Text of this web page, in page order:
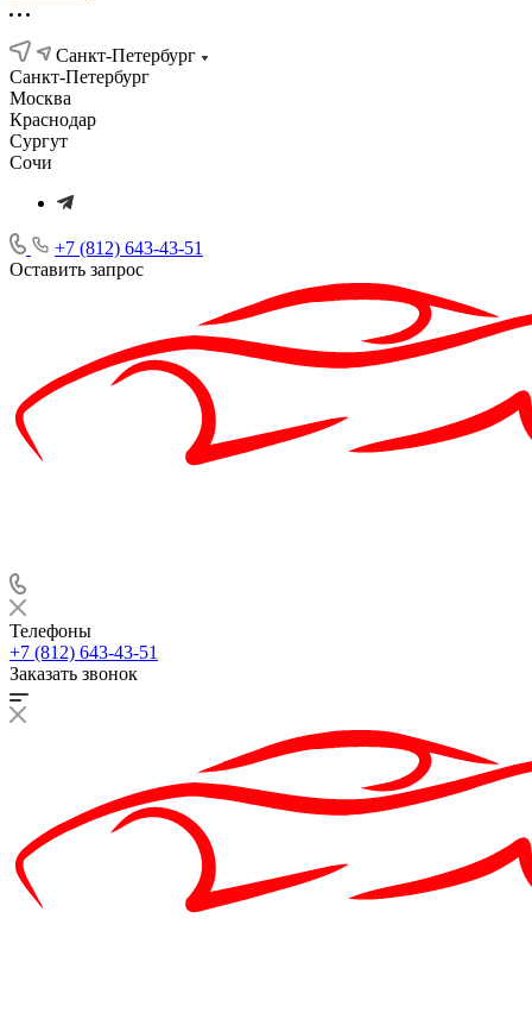
Санкт-Петербург
Санкт-Петербург
Москва
Краснодар
Сургут
Сочи
+7 (812) 643-43-51
Оставить запрос
Телефоны
+7 (812) 643-43-51
Заказать звонок